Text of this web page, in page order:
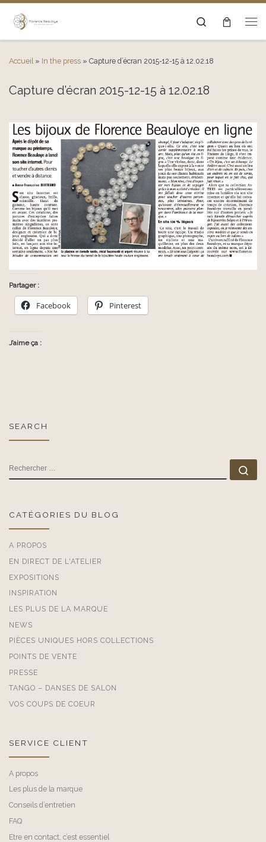
Passer au contenu Search
Accueil » In the press » Capture d’écran 2015-12-15 à 12.02.18
Capture d’écran 2015-12-15 à 12.02.18
Navigation des images
Partager :
Facebook Pinterest
J’aime ça :
SEARCH
RECHERCHER
CATÉGORIES DU BLOG
A PROPOS
EN DIRECT DE L'ATELIER
EXPOSITIONS
INSPIRATION
LES PLUS DE LA MARQUE
NEWS
PIÈCES UNIQUES HORS COLLECTIONS
POINTS DE VENTE
PRESSE
TANGO – DANSES DE SALON
VOS COUPS DE COEUR
SERVICE CLIENT
A propos
Les plus de la marque
Conseils d’entretien
FAQ
Etre en contact, c’est essentiel